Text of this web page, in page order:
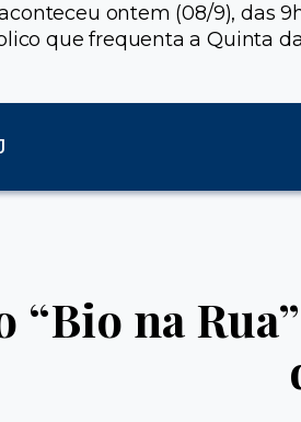
ontem (08/9), das
que frequenta a Quinta
“Bio na